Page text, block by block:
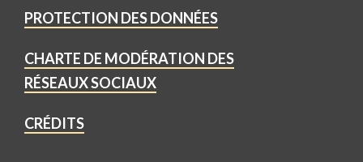
PROTECTION DES DONNÉES
CHARTE DE MODÉRATION DES
RÉSEAUX SOCIAUX
CRÉDITS